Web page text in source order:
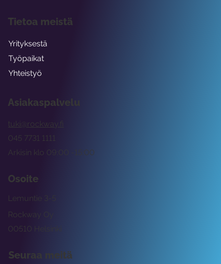
Asiakaspalvelu
tuki@rockway.fi
Arkisin klo 09:00 -15:00
045 7731 1111
Osoite
Rockway Oy
Lemuntie 3-5
00510 Helsinki
Seuraa meitä
Tietoa meistä
Yrityksestä
Työpaikat
Yhteistyö